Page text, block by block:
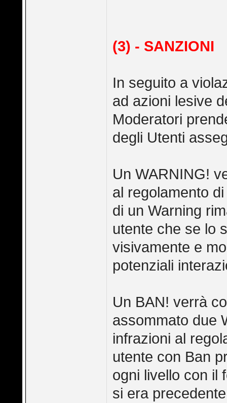
(3) - SANZIONI
In seguito a
ad azioni lesive
Moderatori
degli Utenti
Un WARNING!
al regolamento
di un Warning
utente che se lo
visivamente e
potenziali
Un BAN! verrà
assommato due
infrazioni al
utente con Ban
ogni livello con il
si era